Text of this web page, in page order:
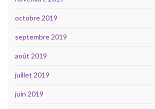
octobre 2019
septembre 2019
août 2019
juillet 2019
juin 2019